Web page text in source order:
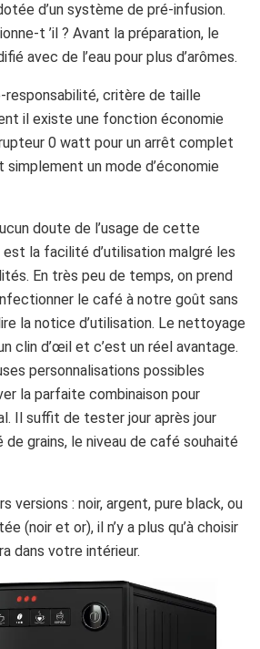
d’un système de pré-infusion.
t ’il ? Avant la préparation, le
avec de l’eau pour plus d’arômes.
responsabilité, critère de taille
il existe une fonction économie
0 watt pour un arrêt complet
un mode d’économie
doute de l’usage de cette
est la facilité d’utilisation malgré les
En très peu de temps, on prend
le café à notre goût sans
la notice d’utilisation. Le nettoyage
clin d’œil et c’est un réel avantage.
personnalisations possibles
la parfaite combinaison pour
Il suffit de tester jour après jour
de grains, le niveau de café souhaité
versions : noir, argent, pure black, ou
(noir et or), il n’y a plus qu’à choisir
dans votre intérieur.